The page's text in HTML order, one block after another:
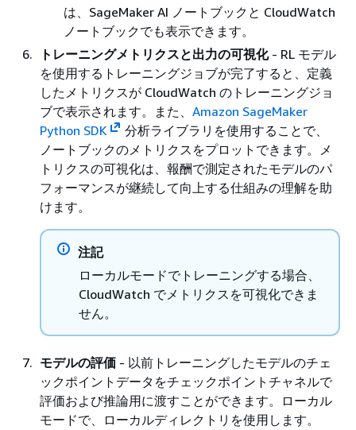
は、SageMaker AI ノートブックと CloudWatch
ノートブックでも表示できます。
トレーニングメトリクスと出力の可視化- RL モデル
を使用するトレーニングジョブが完了すると、定義
したメトリクスが CloudWatch のトレーニングジョ
ブで表示されます。また、 Amazon SageMaker
Python SDK
分析ライブラリを使用することで、
ノートブックのメトリクスをプロットできます。メ
トリクスの可視化は、報酬で測定されたモデルのパ
フォーマンスが継続して向上する仕組みの理解を助
けます。
注記
ローカルモードでトレーニングする場合、
CloudWatch でメトリクスを可視化できま
せん。
モデルの評価 - 以前トレーニングしたモデルのチェ
ックポイントデータをチェックポイントチャネルで
評価および推論用に渡すことができます。ローカル
モードで、ローカルディレクトリを使用します。